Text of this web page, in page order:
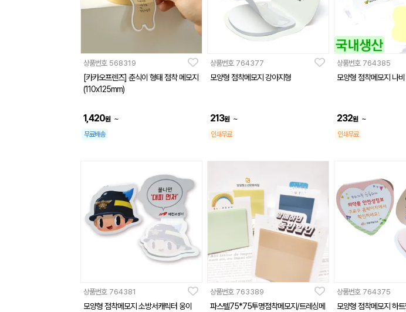
상품번호 568319
[카카오프렌즈] 춘식이 형태 점착 메모지
(110x125mm)
1,420원 ~
무료배송
상품번호 764377
모양형 점착메모지 강아지형
213원 ~
인쇄무료
상품번호 764385
모양형 점착메모지 나비
232원 ~
인쇄무료
상품번호 764381
모양형 점착메모지 소방서캐릭터 웅이
상품번호 763389
파스텔75*75투명점착메모지/트레싱메
상품번호 764375
모양형 점착메모지 하